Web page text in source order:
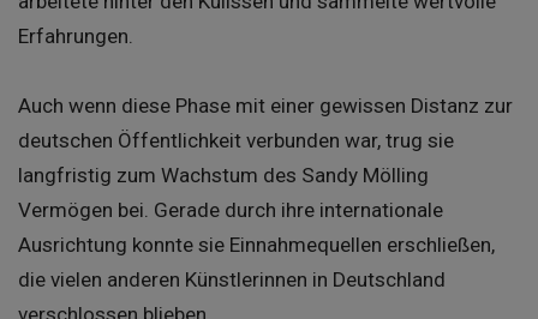
Erfahrungen.
Auch wenn diese Phase mit einer gewissen Distanz zur
deutschen Öffentlichkeit verbunden war, trug sie
langfristig zum Wachstum des Sandy Mölling
Vermögen bei. Gerade durch ihre internationale
Ausrichtung konnte sie Einnahmequellen erschließen,
die vielen anderen Künstlerinnen in Deutschland
verschlossen blieben.